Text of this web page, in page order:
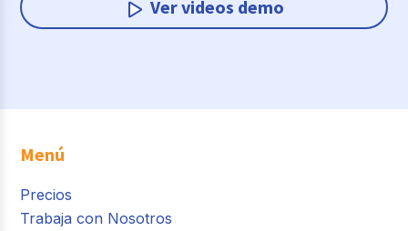
Ver videos demo
Menú
Precios
Trabaja con Nosotros